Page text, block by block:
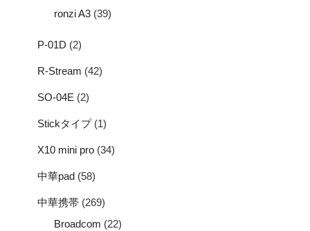
ronzi A3 (39)
P-01D (2)
R-Stream (42)
SO-04E (2)
Stickタイプ(1)
X10 mini pro (34)
中華pad (58)
中華携帯 (269)
Broadcom (22)